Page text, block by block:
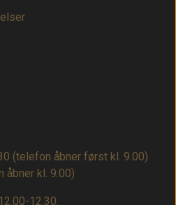
(telefon åbner først kl. 9.00)
åbner kl. 9.00)
12.30.